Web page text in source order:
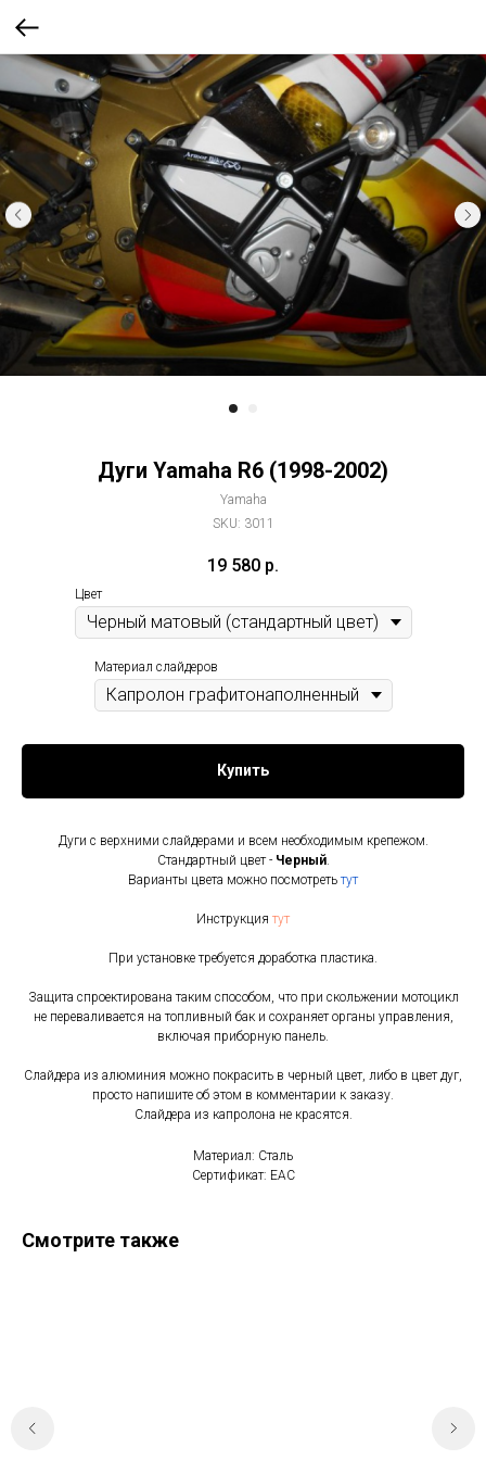
Дуги Yamaha R6 (1998-2002)
Yamaha
SKU: 3011
19 580 р.
Цвет
Материал слайдеров
Купить
Дуги с верхними слайдерами и всем необходимым крепежом.
Стандартный цвет - Черный.
Варианты цвета можно посмотреть тут
Инструкция тут
При установке требуется доработка пластика.
Защита спроектирована таким способом, что при скольжении мотоцикл
не переваливается на топливный бак и сохраняет органы управления,
включая приборную панель.
Слайдера из алюминия можно покрасить в черный цвет, либо в цвет дуг,
просто напишите об этом в комментарии к заказу.
Слайдера из капролона не красятся.
Материал: Сталь
Сертификат: EAC
Смотрите также